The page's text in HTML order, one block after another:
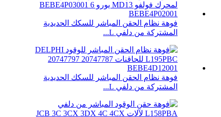
فوهة نظام الحقن المباشر للسكك الحديدية
المشتركة من دلفي L...
فوهة نظام الحقن المباشر للسكك الحديدية
المشتركة من دلفي L...